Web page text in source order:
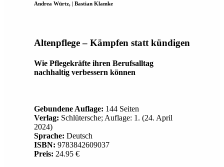
Andrea Würtz, | Bastian Klamke
Altenpflege – Kämpfen statt kündigen
Wie Pflegekräfte ihren Berufsalltag
nachhaltig verbessern können
Gebundene Auflage: 144 Seiten
Verlag: Schlütersche; Auflage: 1. (24. April
2024)
Sprache: Deutsch
ISBN: 9783842609037
Preis: 24.95 €